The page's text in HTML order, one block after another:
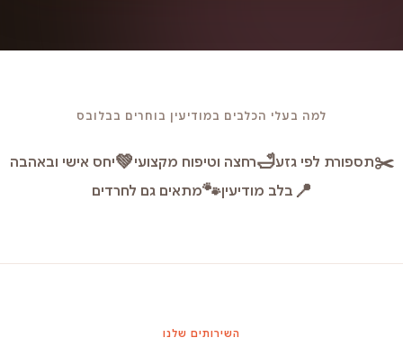
למה בעלי הכלבים במודיעין בוחרים בבלובס
✂️תספורת לפי גזע🛁רחצה וטיפוח מקצועי💚יחס אישי ובאהבה
📍 בלב מודיעין🐾מתאים גם לחרדים
השירותים שלנו